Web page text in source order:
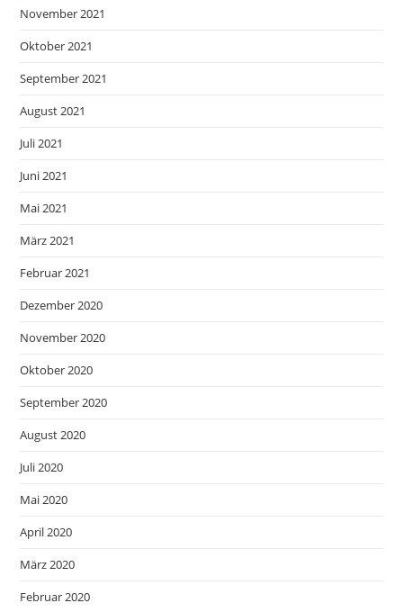
November 2021
Oktober 2021
September 2021
August 2021
Juli 2021
Juni 2021
Mai 2021
März 2021
Februar 2021
Dezember 2020
November 2020
Oktober 2020
September 2020
August 2020
Juli 2020
Mai 2020
April 2020
März 2020
Februar 2020